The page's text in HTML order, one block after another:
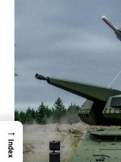
→
Index